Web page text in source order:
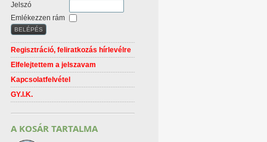
Jelszó
Emlékezzen rám
Regisztráció, feliratkozás hírlevélre
Elfelejtettem a jelszavam
Kapcsolatfelvétel
GY.I.K.
A KOSÁR TARTALMA